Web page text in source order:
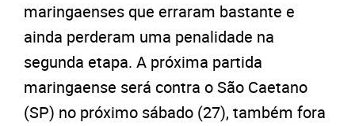
maringaenses que erraram bastante e
ainda perderam uma penalidade na
segunda etapa. A próxima partida
maringaense será contra o São Caetano
(SP) no próximo sábado (27), também fora